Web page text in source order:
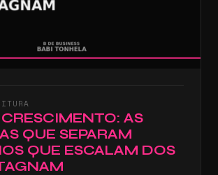
AS
QUE SEPARAM
QUE ESCALAM DOS